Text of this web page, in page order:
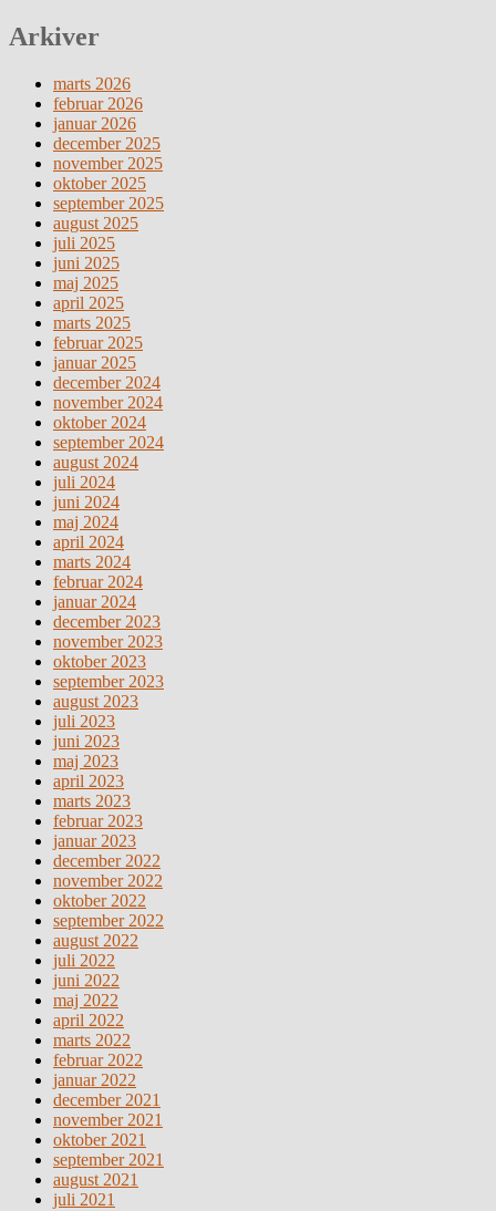
Arkiver
marts 2026
februar 2026
januar 2026
december 2025
november 2025
oktober 2025
september 2025
august 2025
juli 2025
juni 2025
maj 2025
april 2025
marts 2025
februar 2025
januar 2025
december 2024
november 2024
oktober 2024
september 2024
august 2024
juli 2024
juni 2024
maj 2024
april 2024
marts 2024
februar 2024
januar 2024
december 2023
november 2023
oktober 2023
september 2023
august 2023
juli 2023
juni 2023
maj 2023
april 2023
marts 2023
februar 2023
januar 2023
december 2022
november 2022
oktober 2022
september 2022
august 2022
juli 2022
juni 2022
maj 2022
april 2022
marts 2022
februar 2022
januar 2022
december 2021
november 2021
oktober 2021
september 2021
august 2021
juli 2021